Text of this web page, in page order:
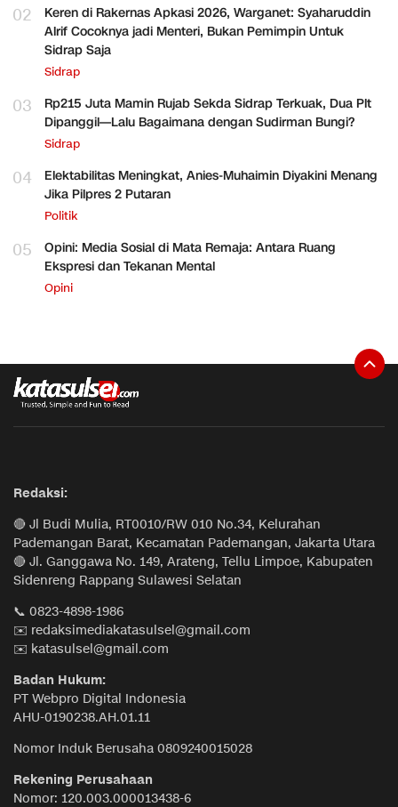
02
Keren di Rakernas Apkasi 2026, Warganet: Syaharuddin
Alrif Cocoknya jadi Menteri, Bukan Pemimpin Untuk
Sidrap Saja
Sidrap
03
Rp215 Juta Mamin Rujab Sekda Sidrap Terkuak, Dua Plt
Dipanggil—Lalu Bagaimana dengan Sudirman Bungi?
Sidrap
04
Elektabilitas Meningkat, Anies-Muhaimin Diyakini Menang
Jika Pilpres 2 Putaran
Politik
05
Opini: Media Sosial di Mata Remaja: Antara Ruang
Ekspresi dan Tekanan Mental
Opini
Redaksi:
🔴 Jl Budi Mulia, RT0010/RW 010 No.34, Kelurahan
Pademangan Barat, Kecamatan Pademangan, Jakarta Utara
🔴 Jl. Ganggawa No. 149, Arateng, Tellu Limpoe, Kabupaten
Sidenreng Rappang Sulawesi Selatan
📞 0823-4898-1986
✉️ redaksimediakatasulsel@gmail.com
✉️ katasulsel@gmail.com
Badan Hukum:
PT Webpro Digital Indonesia
AHU-0190238.AH.01.11
Nomor Induk Berusaha 0809240015028
Rekening Perusahaan
Nomor: 120.003.000013438-6